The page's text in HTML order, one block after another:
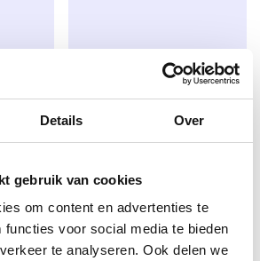
Details Over
gebruik van cookies
om content en advertenties te
functies voor social media te bieden
te analyseren. Ook delen we
des boulons filetés en bois
à haute résistance
serrage grâce à la grande tête à clapet
sur la pointe du foret pour
Vis de terrasse en acier
TX-15
€8,26